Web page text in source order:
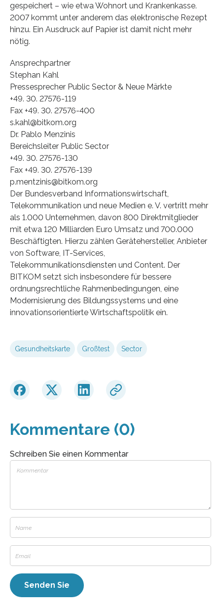
gespeichert – wie etwa Wohnort und Krankenkasse.
2007 kommt unter anderem das elektronische Rezept
hinzu. Ein Ausdruck auf Papier ist damit nicht mehr
nötig.
Ansprechpartner
Stephan Kahl
Pressesprecher Public Sector & Neue Märkte
+49. 30. 27576-119
Fax +49. 30. 27576-400
s.kahl@bitkom.org
Dr. Pablo Menzinis
Bereichsleiter Public Sector
+49. 30. 27576-130
Fax +49. 30. 27576-139
p.mentzinis@bitkom.org
Der Bundesverband Informationswirtschaft,
Telekommunikation und neue Medien e. V. vertritt mehr
als 1.000 Unternehmen, davon 800 Direktmitglieder
mit etwa 120 Milliarden Euro Umsatz und 700.000
Beschäftigten. Hierzu zählen Gerätehersteller, Anbieter
von Software, IT-Services,
Telekommunikationsdiensten und Content. Der
BITKOM setzt sich insbesondere für bessere
ordnungsrechtliche Rahmenbedingungen, eine
Modernisierung des Bildungssystems und eine
innovationsorientierte Wirtschaftspolitik ein.
Gesundheitskarte Großtest Sector
Kommentare (0)
Schreiben Sie einen Kommentar